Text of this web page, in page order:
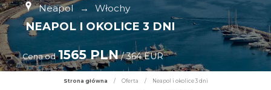
Neapol → Włochy
NEAPOL I OKOLICE 3 DNI
Cena od 1565 PLN/ 364 EUR
Strona główna / Oferta / Neapol i okolice 3 dni